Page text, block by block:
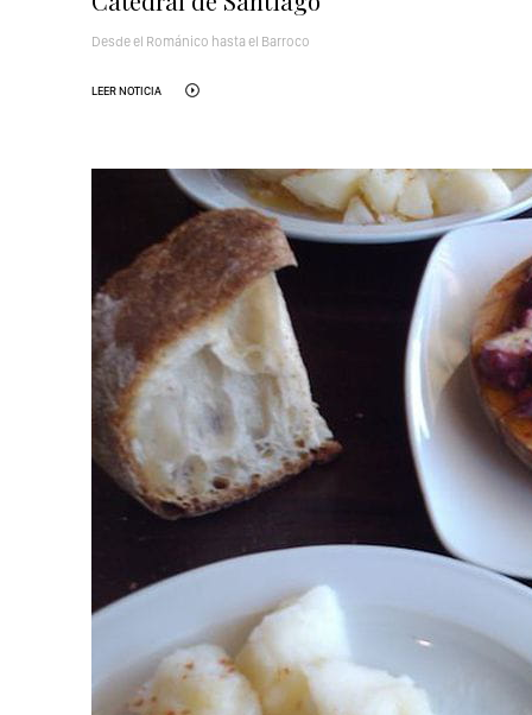
Desde el Románico hasta el Barroco
LEER NOTICIA